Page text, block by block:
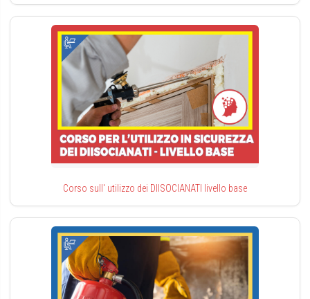
Corso sull' utilizzo dei DIISOCIANATI livello base